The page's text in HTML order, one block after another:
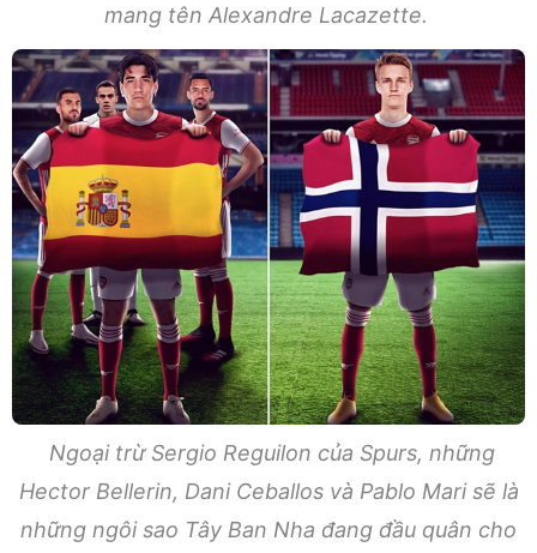
mang tên Alexandre Lacazette.
Ngoại trừ Sergio Reguilon của Spurs, những
Hector Bellerin, Dani Ceballos và Pablo Mari sẽ là
những ngôi sao Tây Ban Nha đang đầu quân cho